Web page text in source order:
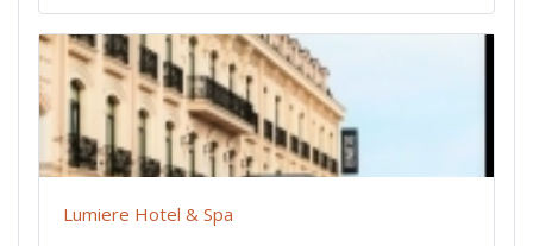
Lumiere Hotel & Spa